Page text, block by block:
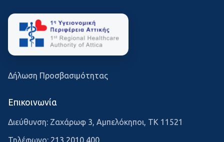
Δήλωση Προσβασιμότητας
Επικοινωνία
Διεύθυνση: Ζαχάρωφ 3, Αμπελόκηποι, ΤΚ 11521
Τηλέφωνο: 213 2010 400